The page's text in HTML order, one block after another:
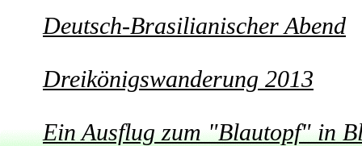
Deutsch-Brasilianischer Abend
Dreikönigswanderung 2013
Ein Ausflug zum "Blautopf" in